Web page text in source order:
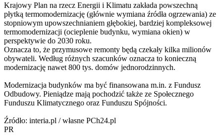
Krajowy Plan na rzecz Energii i Klimatu zakłada powszechną
płytką termomodernizację (głównie wymiana źródła ogrzewania) ze
stopniowym upowszechnianiem głębokiej, bardziej kompleksowej
termomodernizacji (ocieplenie budynku, wymiana okien) w
perspektywie do 2030 roku.
Oznacza to, że przymusowe remonty będą czekały kilka milionów
obywateli. Według różnych szacunków oznacza to konieczną
modernizację nawet 800 tys. domów jednorodzinnych.
Modernizacja budynków ma być finansowana m.in. z Fundusz
Odbudowy. Pieniądze mają pochodzić także ze Społecznego
Funduszu Klimatycznego oraz Funduszu Spójności.
Źródło: interia.pl / własne PCh24.pl
PR